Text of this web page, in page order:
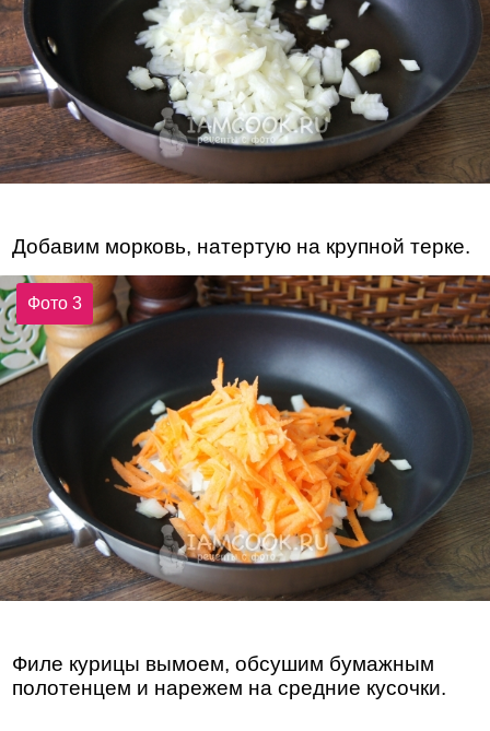
Добавим морковь, натертую на крупной терке.
Фото 3
Филе курицы вымоем, обсушим бумажным
полотенцем и нарежем на средние кусочки.